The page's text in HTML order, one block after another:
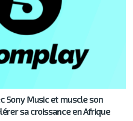
Sony Music et muscle son
sa croissance en Afrique